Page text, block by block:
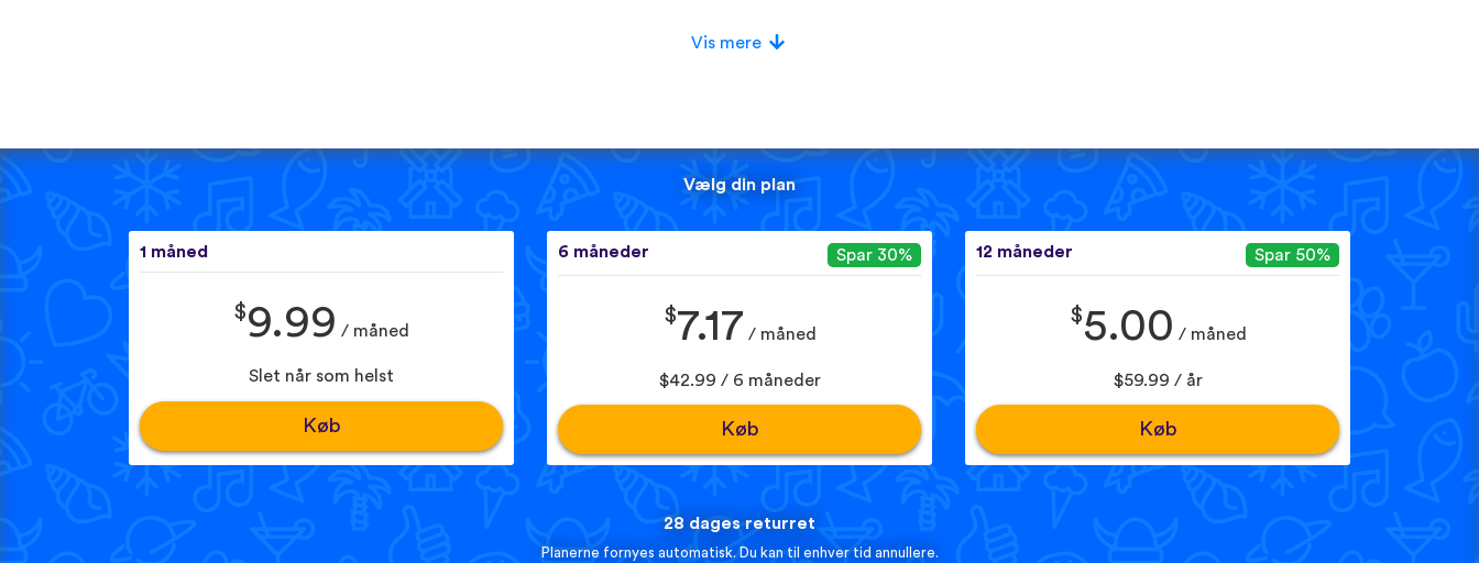
Vis mere
Vælg din plan
1 måned
$9.99 / måned
Slet når som helst
Køb
6 måneder Spar 30%
$7.17 / måned
$42.99 / 6 måneder
Køb
12 måneder Spar 50%
$5.00 / måned
$59.99 / år
Køb
28 dages returret
Planerne fornyes automatisk. Du kan til enhver tid annullere.